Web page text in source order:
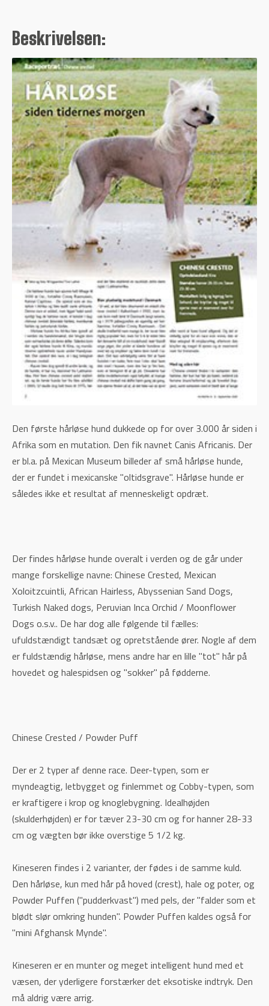
Beskrivelsen:
Den første hårløse hund dukkede op for over 3.000 år siden i
Afrika som en mutation. Den fik navnet Canis Africanis. Der
er bl.a. på Mexican Museum billeder af små hårløse hunde,
der er fundet i mexicanske "oltidsgrave". Hårløse hunde er
således ikke et resultat af menneskeligt opdræt.
Der findes hårløse hunde overalt i verden og de går under
mange forskellige navne: Chinese Crested, Mexican
Xoloitzcuintli, African Hairless, Abyssenian Sand Dogs,
Turkish Naked dogs, Peruvian Inca Orchid / Moonflower
Dogs o.s.v.. De har dog alle følgende til fælles:
ufuldstændigt tandsæt og opretstående ører. Nogle af dem
er fuldstændig hårløse, mens andre har en lille "tot" hår på
hovedet og halespidsen og "sokker" på fødderne.
Chinese Crested / Powder Puff
Der er 2 typer af denne race. Deer-typen, som er
myndeagtig, letbygget og finlemmet og Cobby-typen, som
er kraftigere i krop og knoglebygning. Idealhøjden
(skulderhøjden) er for tæver 23-30 cm og for hanner 28-33
cm og vægten bør ikke overstige 5 1/2 kg.
Kineseren findes i 2 varianter, der fødes i de samme kuld.
Den hårløse, kun med hår på hoved (crest), hale og poter, og
Powder Puffen ("pudderkvast") med pels, der "falder som et
blødt slør omkring hunden". Powder Puffen kaldes også for
"mini Afghansk Mynde".
Kineseren er en munter og meget intelligent hund med et
væsen, der yderligere forstærker det eksotiske indtryk. Den
må aldrig være arrig.